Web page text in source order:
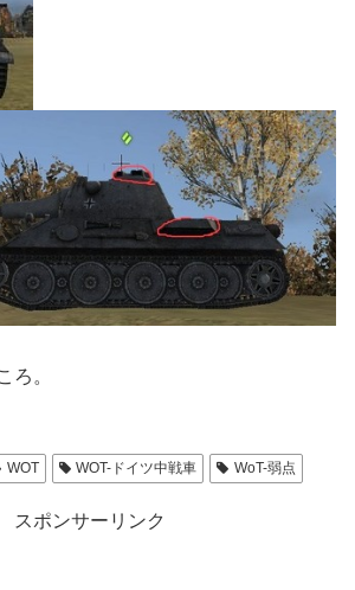
ろ。
WOT WOT-ドイツ中戦車 WoT-弱点
スポンサーリンク